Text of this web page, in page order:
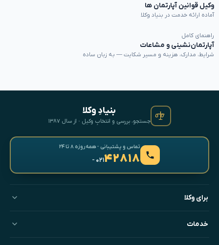
وکیل قوانین آپارتمان ها
آماده ارائه خدمت در بنیاد وکلا
راهنمای کامل
آپارتمان‌نشینی و مشاعات
شرایط، مدارک، هزینه و مسیر شکایت — به زبان ساده
بنیادِ وکلا
جستجو، بررسی و انتخابِ وکیل · از سال ۱۳۸۷
تماس و پشتیبانی · همه‌روزه ۸ تا ۲۴
۴۲۸۱۸- ۰۲۱
برای وکلا
خدمات